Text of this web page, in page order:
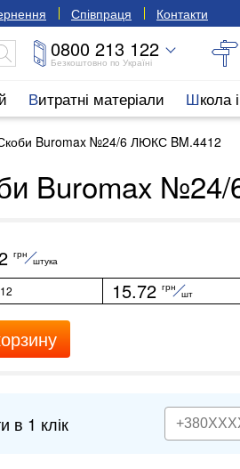
Співпраця Контакти
0800 213 122
Безкоштовно по Україні
Витратні матеріали Школа
Buromax №24/6 ЛЮКС BM.4412
Buromax
грн
штука
15.72 грн
шт
в 1 клік